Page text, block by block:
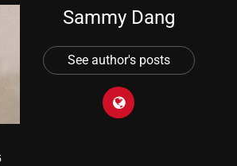
Sammy Dang
See author's posts